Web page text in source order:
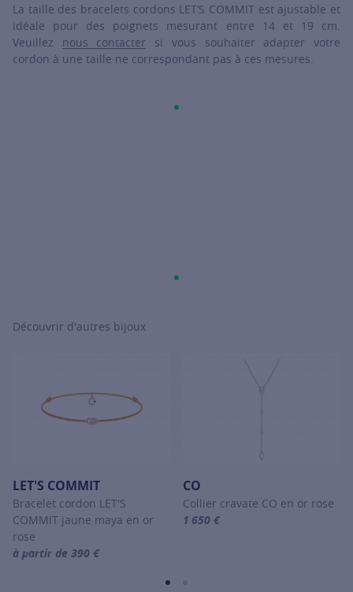
La taille des bracelets cordons LET’S COMMIT est ajustable et
idéale pour des poignets mesurant entre 14 et 19 cm.
Veuillez nous contacter si vous souhaiter adapter votre
cordon à une taille ne correspondant pas à ces mesures.
Découvrir d'autres bijoux
LET'S COMMIT
Bracelet cordon LET'S
COMMIT jaune maya en or
rose
à partir de 390 €
CO
Collier cravate CO en or rose
1 650 €